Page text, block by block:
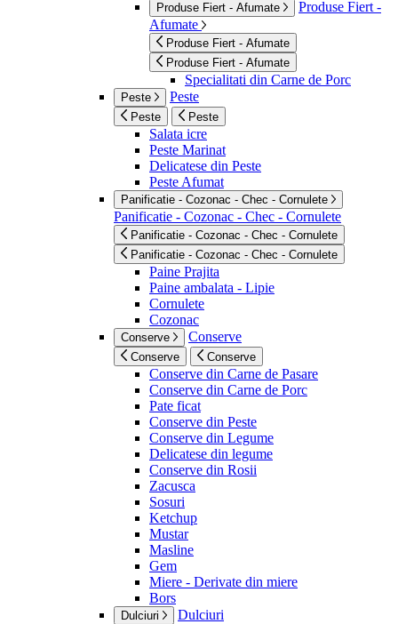
Produse Fiert - Afumate
Produse Fiert -
Afumate
Produse Fiert - Afumate
Produse Fiert - Afumate
Specialitati din Carne de Porc
Peste Peste
Peste Peste
Salata icre
Peste Marinat
Delicatese din Peste
Peste Afumat
Panificatie - Cozonac - Chec - Cornulete
Panificatie - Cozonac - Chec - Cornulete
Panificatie - Cozonac - Chec - Cornulete
Panificatie - Cozonac - Chec - Cornulete
Paine Prajita
Paine ambalata - Lipie
Cornulete
Cozonac
Conserve Conserve
Conserve Conserve
Conserve din Carne de Pasare
Conserve din Carne de Porc
Pate ficat
Conserve din Peste
Conserve din Legume
Delicatese din legume
Conserve din Rosii
Zacusca
Sosuri
Ketchup
Mustar
Masline
Gem
Miere - Derivate din miere
Bors
Dulciuri Dulciuri